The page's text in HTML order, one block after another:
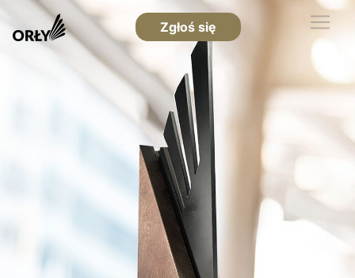
Zgłoś się